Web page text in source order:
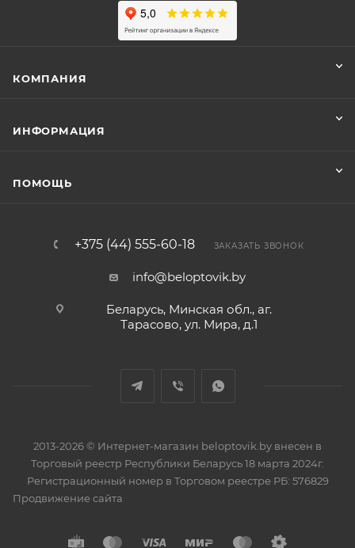
КОМПАНИЯ
ИНФОРМАЦИЯ
ПОМОЩЬ
+375 (44) 555-60-18 ЗАКАЗАТЬ ЗВОНОК
info@beloptovik.by
Беларусь, Минская обл., аг.
Тарасово, ул. Мира, д.1
2013-2026 © Интернет-магазин beloptovik.by внесен в
Торговый реестр Республики Беларусь 18 марта 2024г.
Регистрационный номер в Торговом реестре РБ: 576829
Продвижение сайта